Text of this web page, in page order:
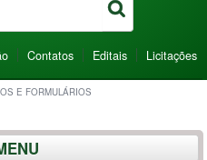
Contatos Editais Licitações
E FORMULÁRIOS